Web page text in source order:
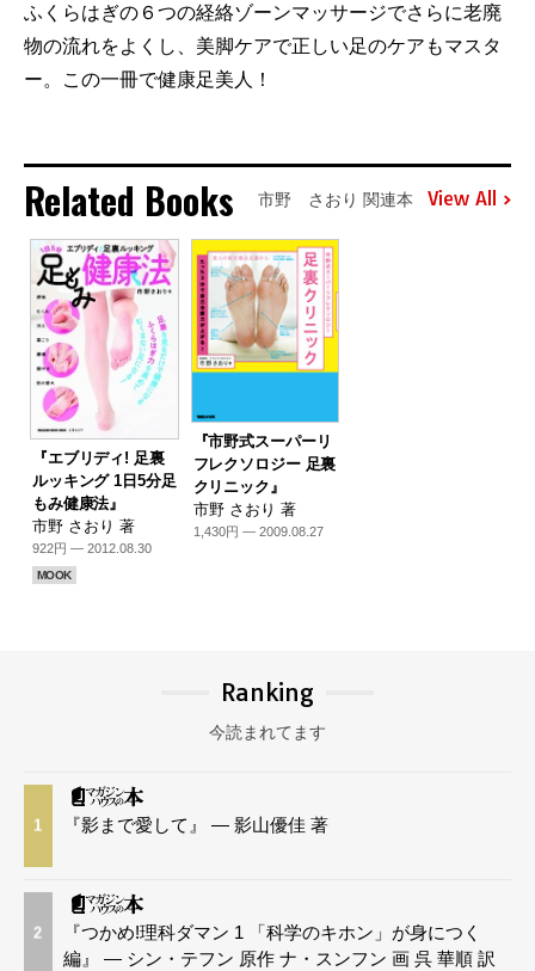
ふくらはぎの６つの経絡ゾーンマッサージでさらに老廃
物の流れをよくし、美脚ケアで正しい足のケアもマスタ
ー。この一冊で健康足美人！
Related Books 市野 さおり 関連本 View All
『エブリディ! 足裏
ルッキング 1日5分足
もみ健康法』
市野 さおり 著
922円 — 2012.08.30
MOOK
『市野式スーパーリ
フレクソロジー 足裏
クリニック』
市野 さおり 著
1,430円 — 2009.08.27
Ranking
今読まれてます
1 『影まで愛して』 — 影山優佳 著
2
『つかめ!理科ダマン 1 「科学のキホン」が身につく
編』 — シン・テフン 原作 ナ・スンフン 画 呉 華順 訳